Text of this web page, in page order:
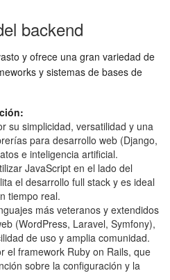
backend
y ofrece una gran variedad de
y sistemas de bases de
su simplicidad, versatilidad y una
para desarrollo web (Django,
e inteligencia artificial.
JavaScript en el lado del
el desarrollo full stack y es ideal
tiempo real.
más veteranos y extendidos
(WordPress, Laravel, Symfony),
de uso y amplia comunidad.
el framework Ruby on Rails, que
sobre la configuración y la